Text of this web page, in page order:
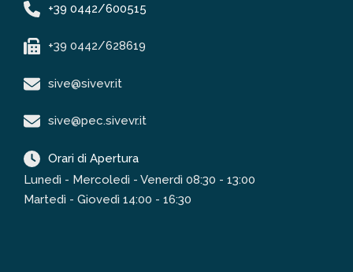
+39 0442/600515
+39 0442/628619
sive@sivevr.it
sive@pec.sivevr.it
Orari di Apertura
Lunedì - Mercoledì - Venerdì 08:30 - 13:00
Martedì - Giovedì 14:00 - 16:30